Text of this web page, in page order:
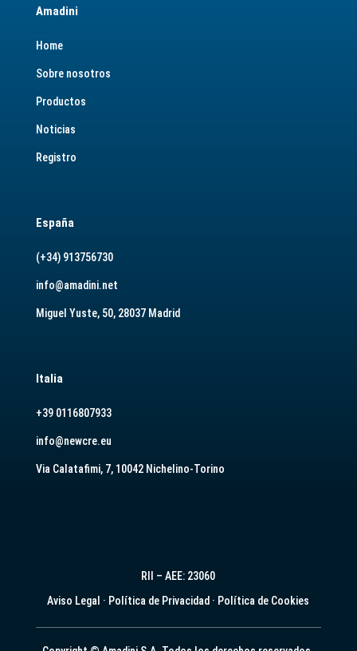
Amadini
Home
Sobre nosotros
Productos
Noticias
Registro
España
(+34) 913756730
info@amadini.net
Miguel Yuste, 50, 28037 Madrid
Italia
+39 0116807933
info@newcre.eu
Via Calatafimi, 7, 10042 Nichelino-Torino
RII – AEE: 23060
Aviso Legal · Política de Privacidad · Política de Cookies